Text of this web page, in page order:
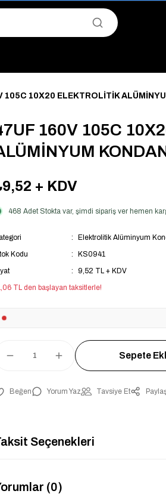
Aynı Gün Kargo Avantajı!
Hemen Teslim."
105C 10X20 ELEKTROLİTİK
160V 105C
+ KDV
468 Adet Stokta var, şimdi sipariş ver hemen
Elektrolitik Alüminyum
Kodu
KS0941
9,52 TL + KDV
TL den başlayan taksitlerle!
Sepete
Yorum Yaz Tavsiye Et
Seçenekleri
(0)